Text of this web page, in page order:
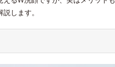
します。